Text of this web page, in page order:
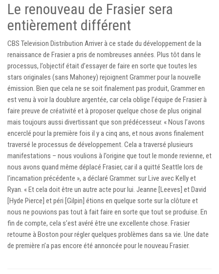
Le renouveau de Frasier sera
entièrement différent
CBS Television Distribution Arriver à ce stade du développement de la
renaissance de Frasier a pris de nombreuses années. Plus tôt dans le
processus, l’objectif était d’essayer de faire en sorte que toutes les
stars originales (sans Mahoney) rejoignent Grammer pour la nouvelle
émission. Bien que cela ne se soit finalement pas produit, Grammer en
est venu à voir la doublure argentée, car cela oblige l’équipe de Frasier à
faire preuve de créativité et à proposer quelque chose de plus original
mais toujours aussi divertissant que son prédécesseur. « Nous l’avons
encerclé pour la première fois il y a cinq ans, et nous avons finalement
traversé le processus de développement. Cela a traversé plusieurs
manifestations – nous voulions à l’origine que tout le monde revienne, et
nous avons quand même déplacé Frasier, car il a quitté Seattle lors de
l’incarnation précédente », a déclaré Grammer. sur Live avec Kelly et
Ryan. « Et cela doit être un autre acte pour lui. Jeanne [Leeves] et David
[Hyde Pierce] et péri [Gilpin] étions en quelque sorte sur la clôture et
nous ne pouvions pas tout à fait faire en sorte que tout se produise. En
fin de compte, cela s’est avéré être une excellente chose. Frasier
retourne à Boston pour régler quelques problèmes dans sa vie. Une date
de première n’a pas encore été annoncée pour le nouveau Frasier.